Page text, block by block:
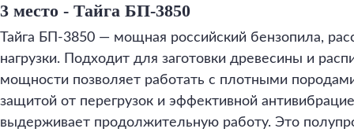
3 место - Тайга БП-3850
Тайга БП-3850 — мощная российский бензопила,
нагрузки. Подходит для заготовки древесины и
мощности позволяет работать с плотными
защитой от перегрузок и эффективной
выдерживает продолжительную работу. Это